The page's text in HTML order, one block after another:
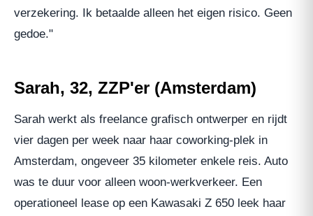
verzekering. Ik betaalde alleen het eigen risico. Geen
gedoe."
Sarah, 32, ZZP'er (Amsterdam)
Sarah werkt als freelance grafisch ontwerper en rijdt
vier dagen per week naar haar coworking-plek in
Amsterdam, ongeveer 35 kilometer enkele reis. Auto
was te duur voor alleen woon-werkverkeer. Een
operationeel lease op een Kawasaki Z 650 leek haar